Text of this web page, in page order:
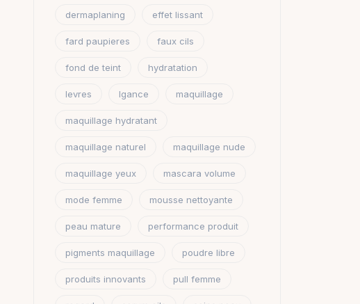
dermaplaning effet lissant
fard paupieres faux cils
fond de teint hydratation
levres lgance maquillage
maquillage hydratant
maquillage naturel maquillage nude
maquillage yeux mascara volume
mode femme mousse nettoyante
peau mature performance produit
pigments maquillage poudre libre
produits innovants pull femme